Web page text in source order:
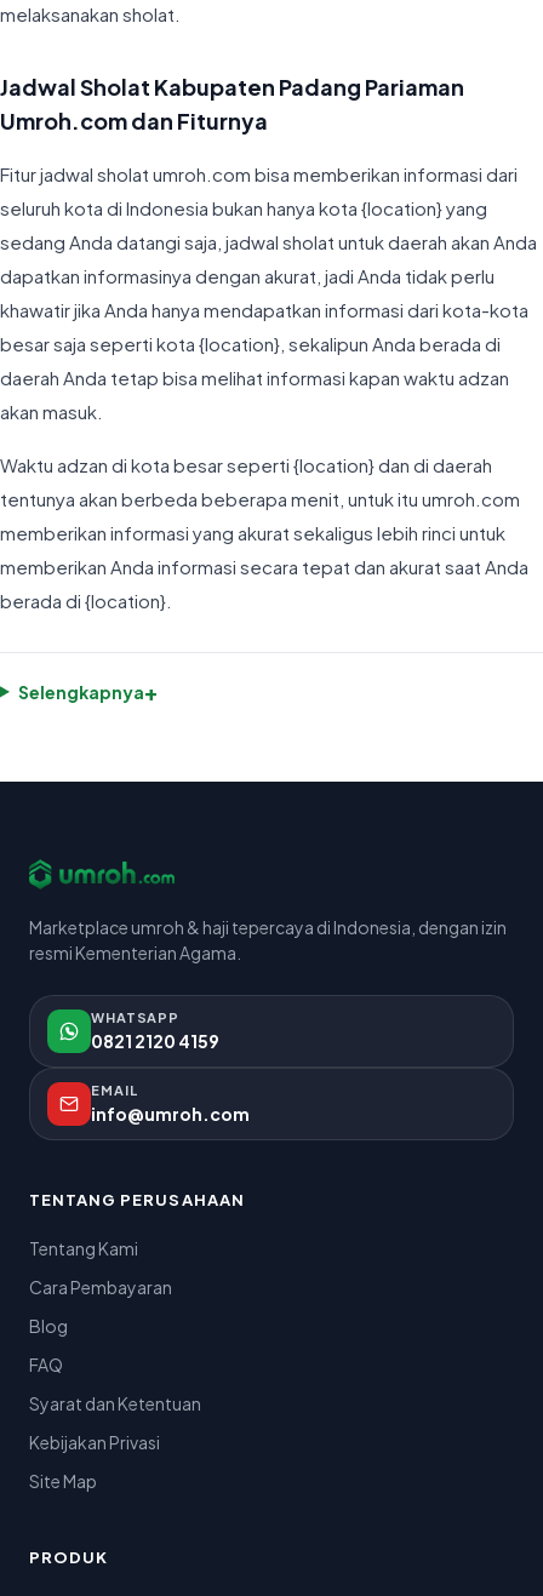
melaksanakan sholat.
Jadwal Sholat Kabupaten Padang Pariaman
Umroh.com dan Fiturnya
Fitur jadwal sholat umroh.com bisa memberikan informasi dari
seluruh kota di Indonesia bukan hanya kota {location} yang
sedang Anda datangi saja, jadwal sholat untuk daerah akan Anda
dapatkan informasinya dengan akurat, jadi Anda tidak perlu
khawatir jika Anda hanya mendapatkan informasi dari kota-kota
besar saja seperti kota {location}, sekalipun Anda berada di
daerah Anda tetap bisa melihat informasi kapan waktu adzan
akan masuk.
Waktu adzan di kota besar seperti {location} dan di daerah
tentunya akan berbeda beberapa menit, untuk itu umroh.com
memberikan informasi yang akurat sekaligus lebih rinci untuk
memberikan Anda informasi secara tepat dan akurat saat Anda
berada di {location}.
Selengkapnya+
Marketplace umroh & haji tepercaya di Indonesia, dengan izin
resmi Kementerian Agama.
WHATSAPP
0821 2120 4159
EMAIL
info@umroh.com
TENTANG PERUSAHAAN
Tentang Kami
Cara Pembayaran
Blog
FAQ
Syarat dan Ketentuan
Kebijakan Privasi
Site Map
PRODUK